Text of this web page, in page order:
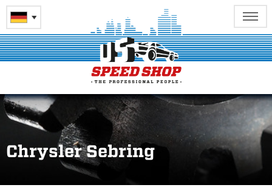
Chrysler Sebring